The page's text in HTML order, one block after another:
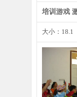
培训游戏
大小：18.1
见面3
象的